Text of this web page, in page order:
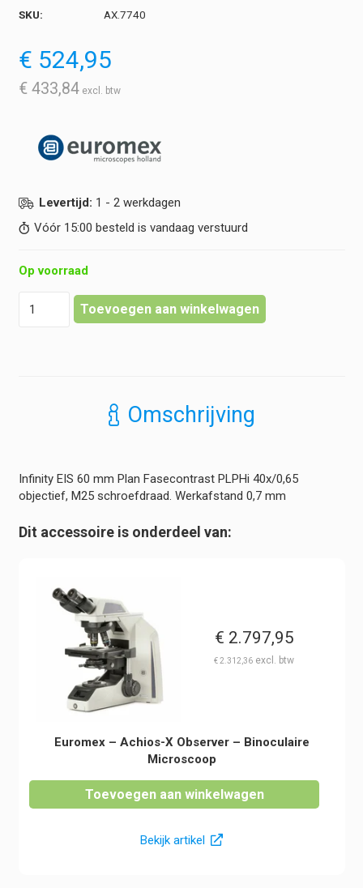
SKU: AX.7740
€ 524,95
€ 433,84
Levertijd: 1 - 2 werkdagen
Vóór 15:00 besteld is vandaag verstuurd
Op voorraad
Werkafstand
0,7
-
Observer
hoeveelheid
Toevoegen aan winkelwagen
Omschrijving
Infinity EIS 60 mm Plan Fasecontrast PLPHi 40x/0,65
objectief, M25 schroefdraad. Werkafstand 0,7 mm
Dit accessoire is onderdeel van:
€ 2.797,95
€2.312,36
Euromex – Achios-X Observer – Binoculaire
Microscoop
Toevoegen aan winkelwagen
Bekijk artikel